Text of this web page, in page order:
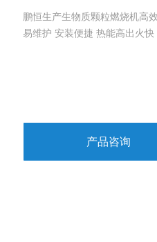
鹏恒生产生物质颗粒燃烧机高
易维护 安装便捷 热能高出火
产品咨询